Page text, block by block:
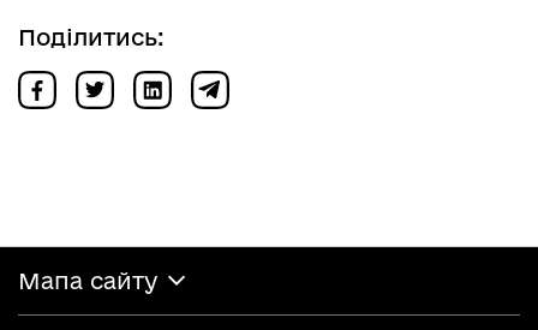
Поділитись:
Мапа сайту